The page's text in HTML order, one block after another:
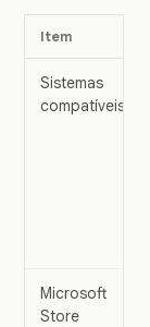
Item
Sistemas
compatíveis
Microsoft
Store